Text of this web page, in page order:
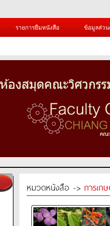
รายการยืมหนังสือ ข้อมูลส่ว
หมวดหนังสือ -> การเก